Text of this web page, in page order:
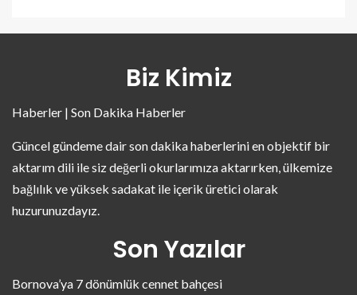
Biz Kimiz
Haberler | Son Dakika Haberler
Güncel gündeme dair son dakika haberlerini en objektif bir
aktarım dili ile siz değerli okurlarımıza aktarırken, ülkemize
bağlılık ve yüksek sadakat ile içerik üretici olarak
huzurunuzdayız.
Son Yazılar
Bornova’ya 7 dönümlük cennet bahçesi